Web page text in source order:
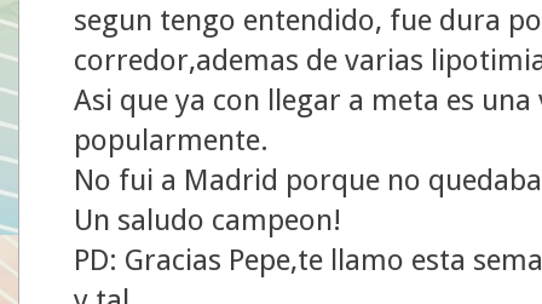
segun tengo entendido, fue dura
corredor,ademas de varias
Asi que ya con llegar a meta es
popularmente.
No fui a Madrid porque no
Un saludo campeon!
PD: Gracias Pepe,te llamo esta